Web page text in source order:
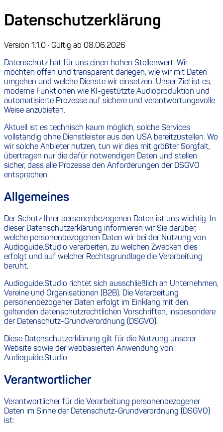
Datenschutzerklärung
Version 1.1.0 · Gültig ab 08.06.2026
Datenschutz hat für uns einen hohen Stellenwert. Wir
möchten offen und transparent darlegen, wie wir mit Daten
umgehen und welche Dienste wir einsetzen. Unser Ziel ist es,
moderne Funktionen wie KI-gestützte Audioproduktion und
automatisierte Prozesse auf sichere und verantwortungsvolle
Weise anzubieten.
Aktuell ist es technisch kaum möglich, solche Services
vollständig ohne Dienstleister aus den USA bereitzustellen. Wo
wir solche Anbieter nutzen, tun wir dies mit größter Sorgfalt,
übertragen nur die dafür notwendigen Daten und stellen
sicher, dass alle Prozesse den Anforderungen der DSGVO
entsprechen.
Allgemeines
Der Schutz Ihrer personenbezogenen Daten ist uns wichtig. In
dieser Datenschutzerklärung informieren wir Sie darüber,
welche personenbezogenen Daten wir bei der Nutzung von
Audioguide.Studio verarbeiten, zu welchen Zwecken dies
erfolgt und auf welcher Rechtsgrundlage die Verarbeitung
beruht.
Audioguide.Studio richtet sich ausschließlich an Unternehmen,
Vereine und Organisationen (B2B). Die Verarbeitung
personenbezogener Daten erfolgt im Einklang mit den
geltenden datenschutzrechtlichen Vorschriften, insbesondere
der Datenschutz-Grundverordnung (DSGVO).
Diese Datenschutzerklärung gilt für die Nutzung unserer
Website sowie der webbasierten Anwendung von
Audioguide.Studio.
Verantwortlicher
Verantwortlicher für die Verarbeitung personenbezogener
Daten im Sinne der Datenschutz-Grundverordnung (DSGVO)
ist: